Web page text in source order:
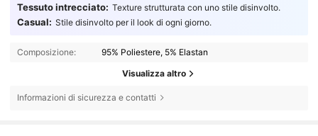
Tessuto intrecciato: Texture strutturata con uno stile disinvolto.
Casual: Stile disinvolto per il look di ogni giorno.
Composizione: 95% Poliestere, 5% Elastan
Visualizza altro
Informazioni di sicurezza e contatti